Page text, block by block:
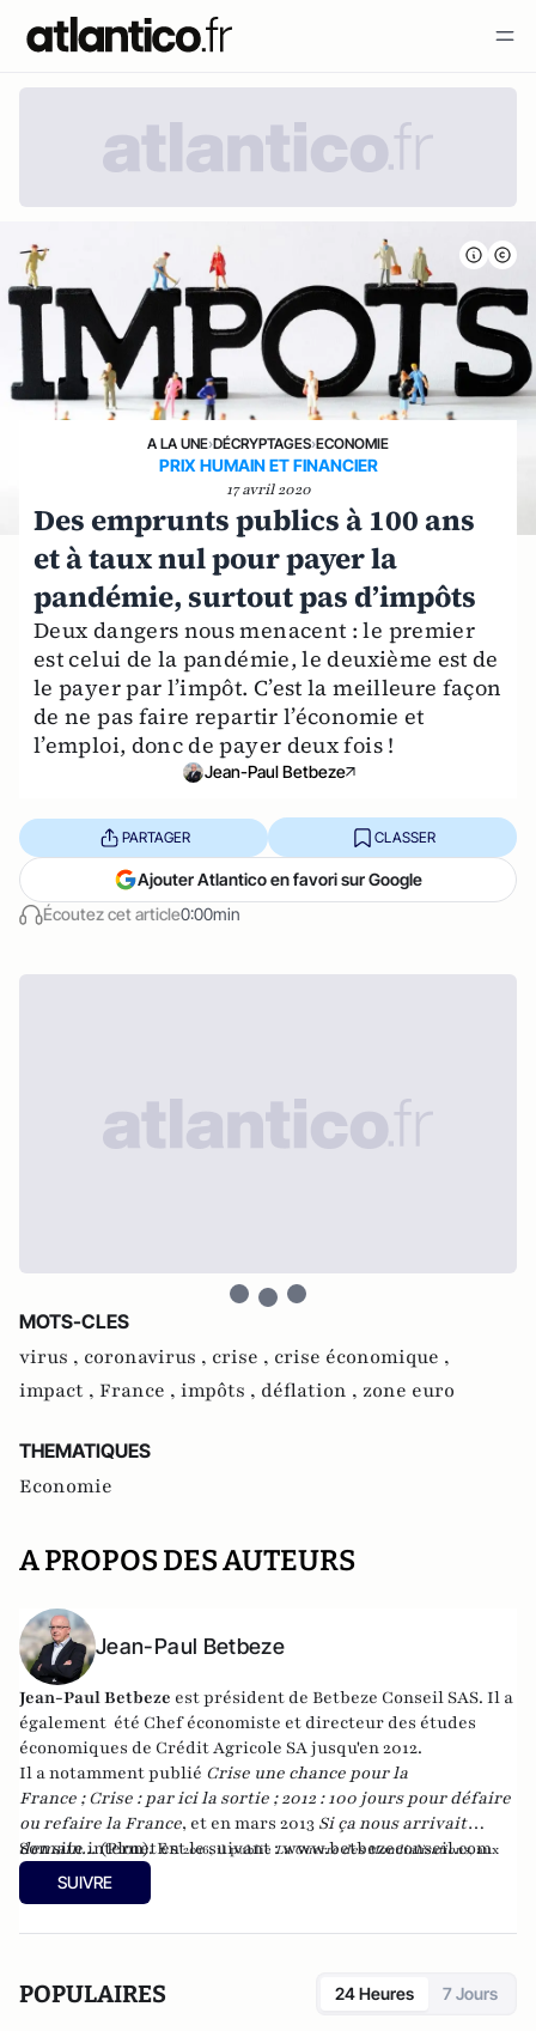
A LA UNE›DÉCRYPTAGES›ECONOMIE
PRIX HUMAIN ET FINANCIER
17 avril 2020
Des emprunts publics à 100 ans
et à taux nul pour payer la
pandémie, surtout pas d’impôts
Deux dangers nous menacent : le premier
est celui de la pandémie, le deuxième est de
le payer par l’impôt. C’est la meilleure façon
de ne pas faire repartir l’économie et
l’emploi, donc de payer deux fois !
Jean-Paul Betbeze
Écoutez cet article0:00min
PARTAGER CLASSER
Ajouter Atlantico en favori sur Google
MOTS-CLES
virus , coronavirus , crise , crise économique ,
impact , France , impôts , déflation , zone euro
THEMATIQUES
Economie
A PROPOS DES AUTEURS
Jean-Paul Betbeze
Jean-Paul Betbeze est président de Betbeze Conseil SAS. Il a
également été Chef économiste et directeur des études
économiques de Crédit Agricole SA jusqu'en 2012.
Il a notamment publié Crise une chance pour la
France ; Crise : par ici la sortie ; 2012 : 100 jours pour défaire
ou refaire la France, et en mars 2013 Si ça nous arrivait
demain...(Plon). En2016, il publie La Guerre des Mondialisations, aux
éditions Economica
et en 2017 "La France, ce malade imaginaire"
chez le même éditeur.
Son site internet est le suivant :www.betbezeconseil.com
SUIVRE
POPULAIRES 24 Heures 7 Jours